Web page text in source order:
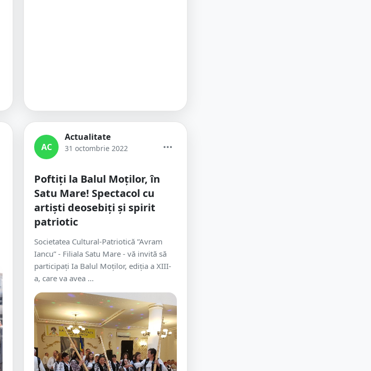
AC
Actualitate
31 octombrie 2022
Poftiți la Balul Moților, în
Satu Mare! Spectacol cu
artiști deosebiți și spirit
patriotic
Societatea Cultural-Patriotică ”Avram
Iancu” - Filiala Satu Mare - vă invită să
participaţi Ia Balul Moţilor, ediţia a XIII-
a, care va avea ...